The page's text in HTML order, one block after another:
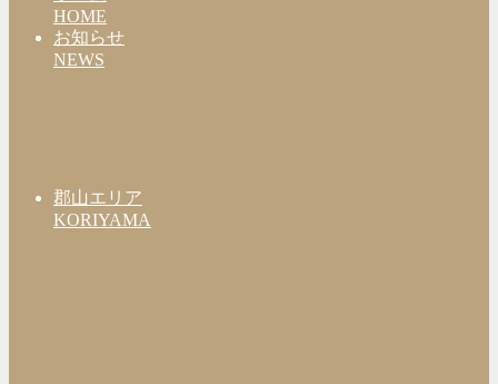
HOME
お知らせ
NEWS
郡山エリア
KORIYAMA